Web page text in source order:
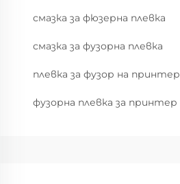
смазка за фюзерна плевка
смазка за фузорна плевка
плевка за фузор на принтер
фузорна плевка за принтер